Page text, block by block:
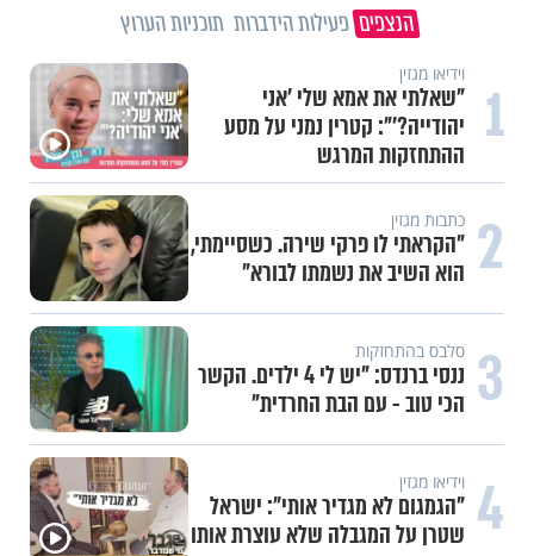
הנצפים פעילות הידברות תוכניות הערוץ
1 וידיאו מגזין
"שאלתי את אמא שלי 'אני
יהודייה?'": קטרין נמני על מסע
ההתחזקות המרגש
2 כתבות מגזין
"הקראתי לו פרקי שירה. כשסיימתי,
הוא השיב את נשמתו לבורא"
3 סלבס בהתחזקות
ננסי ברנדס: "יש לי 4 ילדים. הקשר
הכי טוב - עם הבת החרדית"
4 וידיאו מגזין
"הגמגום לא מגדיר אותי": ישראל
שטרן על המגבלה שלא עוצרת אותו